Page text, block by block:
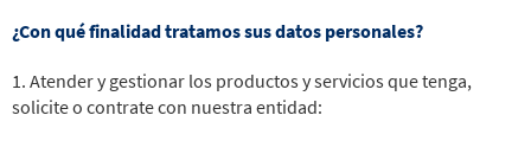
¿Con qué finalidad tratamos sus datos personales?
1. Atender y gestionar los productos y servicios que tenga,
solicite o contrate con nuestra entidad: